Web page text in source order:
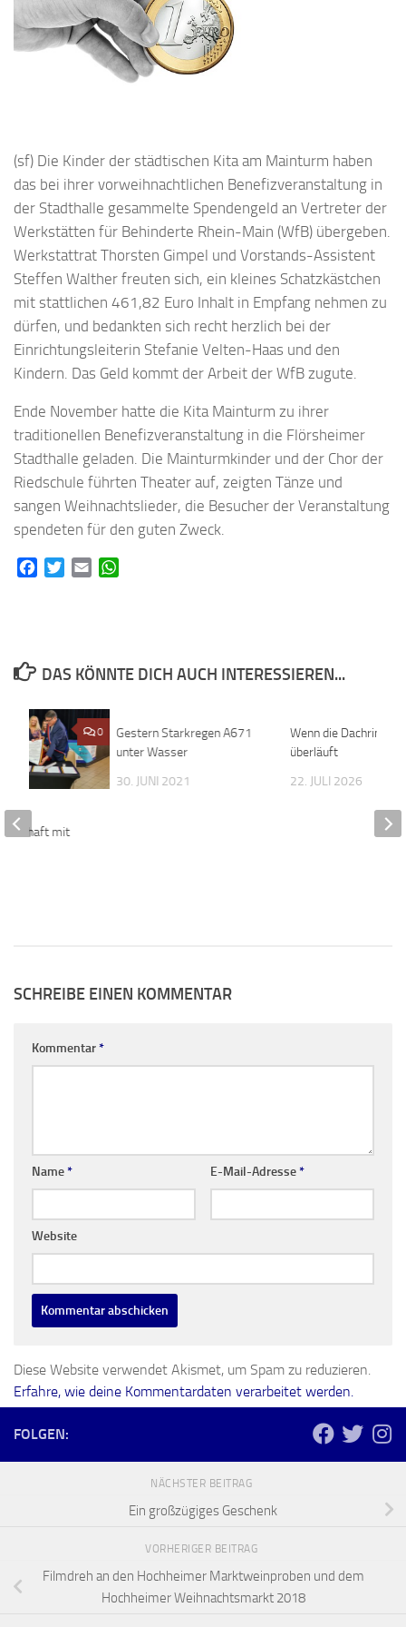
(sf) Die Kinder der städtischen Kita am Mainturm haben
das bei ihrer vorweihnachtlichen Benefizveranstaltung in
der Stadthalle gesammelte Spendengeld an Vertreter der
Werkstätten für Behinderte Rhein-Main (WfB) übergeben.
Werkstattrat Thorsten Gimpel und Vorstands-Assistent
Steffen Walther freuten sich, ein kleines Schatzkästchen
mit stattlichen 461,82 Euro Inhalt in Empfang nehmen zu
dürfen, und bedankten sich recht herzlich bei der
Einrichtungsleiterin Stefanie Velten-Haas und den
Kindern. Das Geld kommt der Arbeit der WfB zugute.
Ende November hatte die Kita Mainturm zu ihrer
traditionellen Benefizveranstaltung in die Flörsheimer
Stadthalle geladen. Die Mainturmkinder und der Chor der
Riedschule führten Theater auf, zeigten Tänze und
sangen Weihnachtslieder, die Besucher der Veranstaltung
spendeten für den guten Zweck.
FacebookTwitterEmail
DAS KÖNNTE DICH AUCH INTERESSIEREN...
Gestern Starkregen A671
unter Wasser
30. JUNI 2021
Wenn die Dachrinne
überläuft
22. JULI 2026
0
mit
SCHREIBE EINEN KOMMENTAR
Kommentar*
Name* E-Mail-Adresse*
Website
Diese Website verwendet Akismet, um Spam zu reduzieren.
Erfahre, wie deine Kommentardaten verarbeitet werden.
FOLGEN:
NÄCHSTER BEITRAG
Ein großzügiges Geschenk
VORHERIGER BEITRAG
Filmdreh an den Hochheimer Marktweinproben und dem
Hochheimer Weihnachtsmarkt 2018